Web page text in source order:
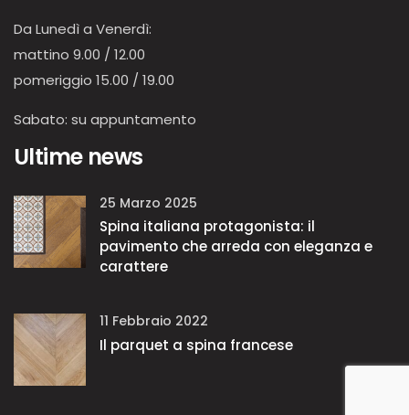
Da Lunedì a Venerdì:
mattino 9.00 / 12.00
pomeriggio 15.00 / 19.00
Sabato: su appuntamento
Ultime news
25 Marzo 2025
Spina italiana protagonista: il
pavimento che arreda con eleganza e
carattere
11 Febbraio 2022
Il parquet a spina francese